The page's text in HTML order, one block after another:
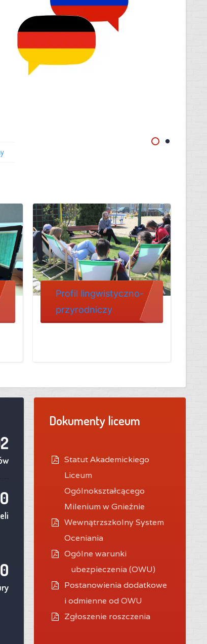
Profil lingwistyczno-
przyrodniczy
Dokumenty liceum
Statut Akademickiego
Liceum
Ogólnokształcącego
Milenium w Gnieźnie
Wewnątrzszkolny System
Oceniania
Ogólne warunki
ubezpieczenia (OWU)
Postanowienia dodatkowe
i odmienne od OWU
Zgłoszenie roszczenia